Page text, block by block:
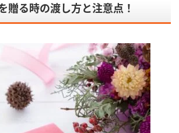
贈る時の渡し方と注意点！